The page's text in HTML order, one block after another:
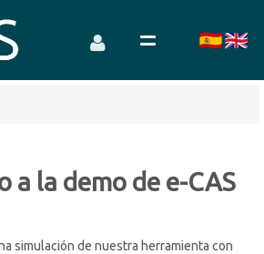
a la demo de e-CAS
simulación de nuestra herramienta con